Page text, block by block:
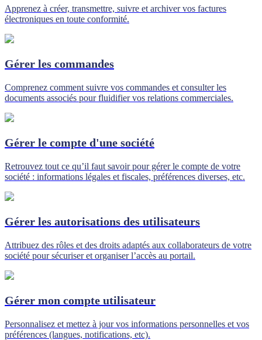
Apprenez à créer, transmettre, suivre et archiver vos factures
électroniques en toute conformité.
Gérer les commandes
Comprenez comment suivre vos commandes et consulter les
documents associés pour fluidifier vos relations commerciales.
Gérer le compte d'une société
Retrouvez tout ce qu’il faut savoir pour gérer le compte de votre
société : informations légales et fiscales, préférences diverses, etc.
Gérer les autorisations des utilisateurs
Attribuez des rôles et des droits adaptés aux collaborateurs de votre
société pour sécuriser et organiser l’accès au portail.
Gérer mon compte utilisateur
Personnalisez et mettez à jour vos informations personnelles et vos
préférences (langues, notifications, etc).